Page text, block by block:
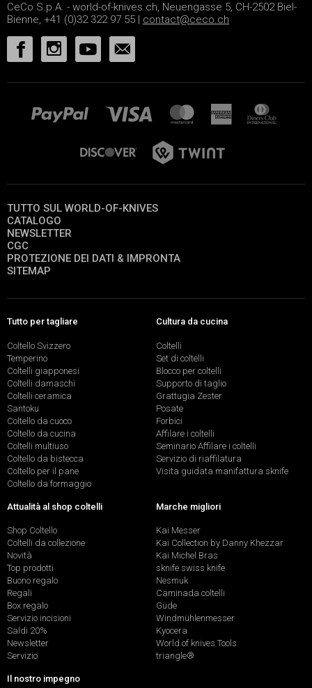
CeCo S.p.A. - world-of-knives.ch, Neuengasse 5, CH-2502 Biel-
Bienne, +41 (0)32 322 97 55 | contact@ceco.ch
TUTTO SUL WORLD-OF-KNIVES
CATALOGO
NEWSLETTER
CGC
PROTEZIONE DEI DATI & IMPRONTA
SITEMAP
Tutto per tagliare
Coltello Svizzero
Temperino
Coltelli giapponesi
Coltelli damaschi
Coltelli ceramica
Santoku
Coltello da cuoco
Coltello da cucina
Coltelli multiuso
Coltello da bistecca
Coltello per il pane
Coltello da formaggio
Cultura da cucina
Coltelli
Set di coltelli
Blocco per coltelli
Supporto di taglio
Grattugia Zester
Posate
Forbici
Affilare i coltelli
Seminario Affilare i coltelli
Servizio di riaffilatura
Visita guidata manifattura sknife
Attualità al shop coltelli
Shop Coltello
Coltelli da collezione
Novità
Top prodotti
Buono regalo
Regali
Box regalo
Servizio incisioni
Saldi 20%
Newsletter
Servizio
Marche migliori
Kai Messer
Kai Collection by Danny Khezzar
Kai Michel Bras
sknife swiss knife
Nesmuk
Caminada coltelli
Güde
Windmühlenmesser
Kyocera
World of knives Tools
triangle®
Il nostro impegno